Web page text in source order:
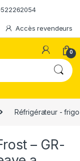
Accès revendeurs
0
Réfrigérateur - frigo
– GR-